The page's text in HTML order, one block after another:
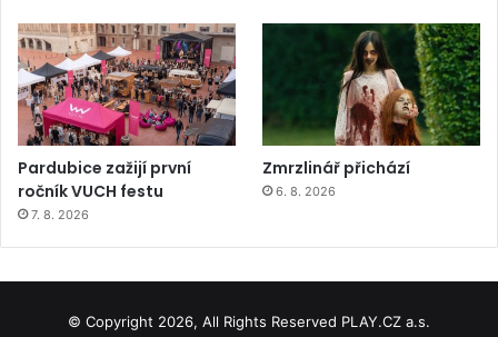
Pardubice zažijí první
ročník VUCH festu
7. 8. 2026
Zmrzlinář přichází
6. 8. 2026
© Copyright 2026, All Rights Reserved PLAY.CZ a.s.